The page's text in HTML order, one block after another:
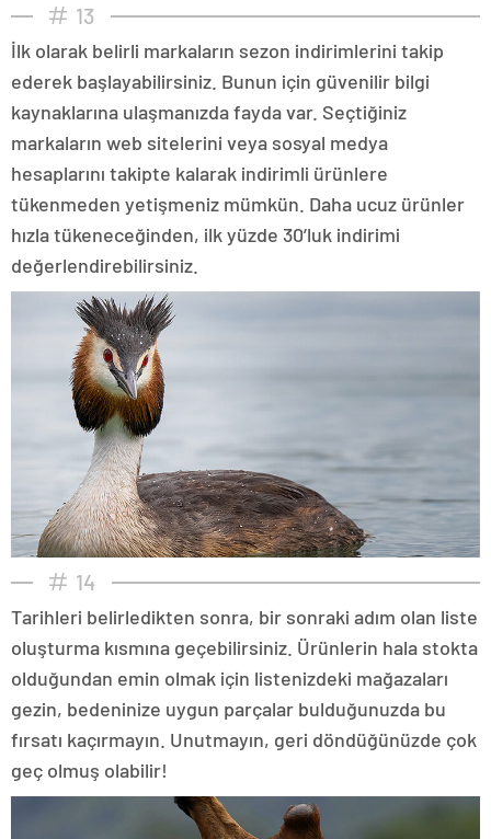
13
İlk olarak belirli markaların sezon indirimlerini takip
ederek başlayabilirsiniz. Bunun için güvenilir bilgi
kaynaklarına ulaşmanızda fayda var. Seçtiğiniz
markaların web sitelerini veya sosyal medya
hesaplarını takipte kalarak indirimli ürünlere
tükenmeden yetişmeniz mümkün. Daha ucuz ürünler
hızla tükeneceğinden, ilk yüzde 30’luk indirimi
değerlendirebilirsiniz.
14
Tarihleri belirledikten sonra, bir sonraki adım olan liste
oluşturma kısmına geçebilirsiniz. Ürünlerin hala stokta
olduğundan emin olmak için listenizdeki mağazaları
gezin, bedeninize uygun parçalar bulduğunuzda bu
fırsatı kaçırmayın. Unutmayın, geri döndüğünüzde çok
geç olmuş olabilir!